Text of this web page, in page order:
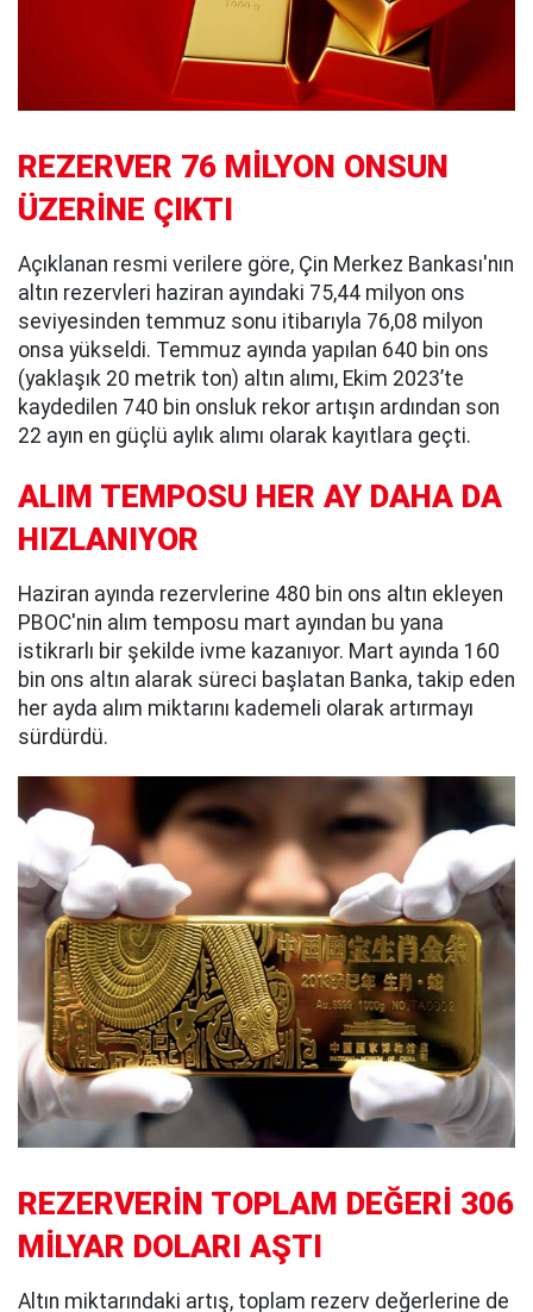
REZERVER 76 MİLYON ONSUN
ÜZERİNE ÇIKTI
Açıklanan resmi verilere göre, Çin Merkez Bankası'nın
altın rezervleri haziran ayındaki 75,44 milyon ons
seviyesinden temmuz sonu itibarıyla 76,08 milyon
onsa yükseldi. Temmuz ayında yapılan 640 bin ons
(yaklaşık 20 metrik ton) altın alımı, Ekim 2023’te
kaydedilen 740 bin onsluk rekor artışın ardından son
22 ayın en güçlü aylık alımı olarak kayıtlara geçti.
ALIM TEMPOSU HER AY DAHA DA
HIZLANIYOR
Haziran ayında rezervlerine 480 bin ons altın ekleyen
PBOC'nin alım temposu mart ayından bu yana
istikrarlı bir şekilde ivme kazanıyor. Mart ayında 160
bin ons altın alarak süreci başlatan Banka, takip eden
her ayda alım miktarını kademeli olarak artırmayı
sürdürdü.
REZERVERİN TOPLAM DEĞERİ 306
MİLYAR DOLARI AŞTI
Altın miktarındaki artış, toplam rezerv değerlerine de